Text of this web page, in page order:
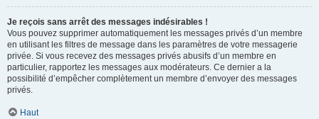
Je reçois sans arrêt des messages indésirables !
Vous pouvez supprimer automatiquement les messages privés d’un membre
en utilisant les filtres de message dans les paramètres de votre messagerie
privée. Si vous recevez des messages privés abusifs d’un membre en
particulier, rapportez les messages aux modérateurs. Ce dernier a la
possibilité d’empêcher complètement un membre d’envoyer des messages
privés.
Haut